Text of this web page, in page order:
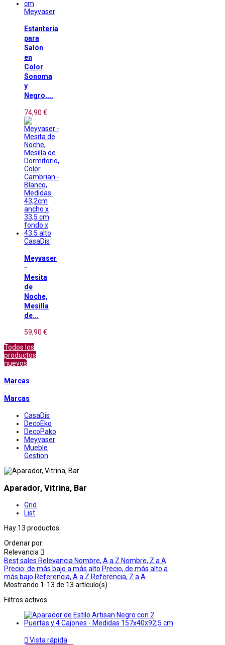
Meyvaser
Estantería
para
Salón
en
Color
Sonoma
y
Negro,...
74,90 €
CasaDis
Meyvaser
-
Mesita
de
Noche,
Mesilla
de...
59,90 €
Todos los
productos
nuevos
Marcas
Marcas
CasaDis
DecoEko
DecoPako
Meyvaser
Mueble
Gestion
Aparador, Vitrina, Bar
Grid
List
Hay 13 productos.
Ordenar por:
Relevancia 
Best sales Relevancia Nombre, A a Z Nombre, Z a A
Precio: de más bajo a más alto Precio, de más alto a
más bajo Referencia, A a Z Referencia, Z a A
Mostrando 1-13 de 13 artículo(s)
Filtros activos
 Vista rápida